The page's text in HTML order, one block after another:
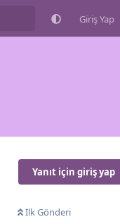
Giriş Yap
Yanıt için giriş yap
İlk Gönderi